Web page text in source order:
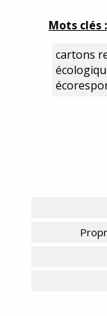
Mots clés :
cartons